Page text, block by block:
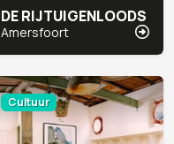
DE RIJTUIGENLOODS
Amersfoort
Cultuur